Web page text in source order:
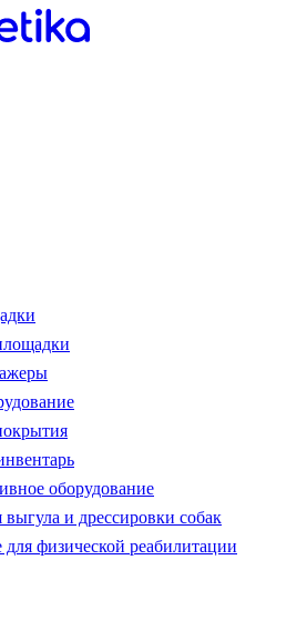
оборудование
и дрессировки собак
физической реабилитации